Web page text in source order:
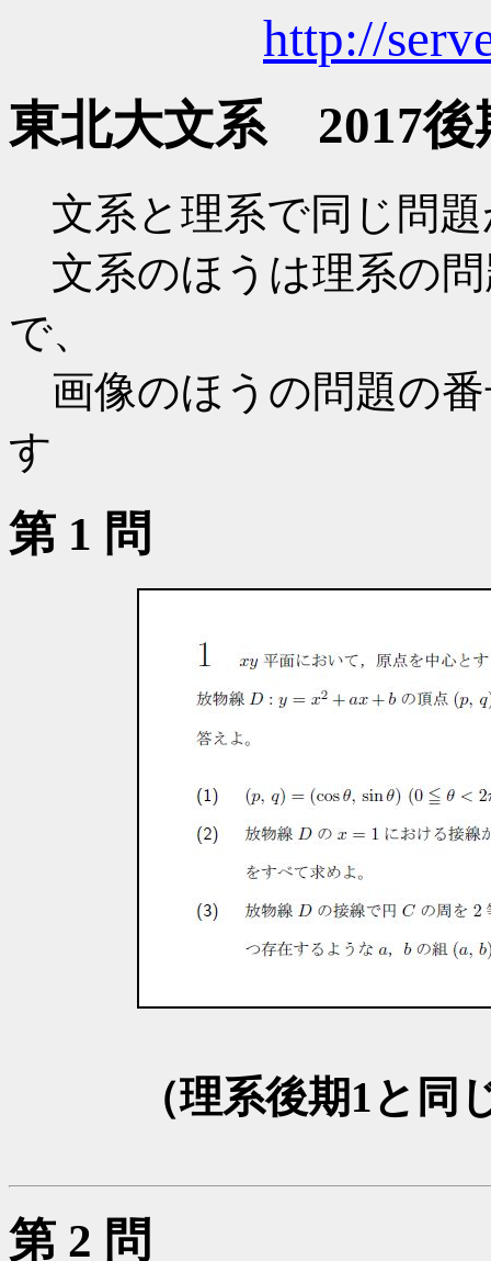
http://
東北大文系 2017
文系と理系で同じ問題
文系のほうは理系の
で、
画像のほうの問題の
す
第 1 問
（理系後期1と同
第 2 問